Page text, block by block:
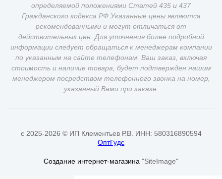
определяемой положениями Статей 435 и 437
Гражданского кодекса РФ Указанные цены являются
рекомендованными и могут отличаться от
действительных цен. Для уточнения более подробной
информации следует обращаться к менеджерам компании
по указанным на сайте телефонам. Ваш заказ, включая
стоимость и наличие товара, будет подтвержден нашим
менеджером посредством телефонного звонка на номер,
указанный Вами при заказе.
c 2025-2026 © ИП Клементьев Р.В. ИНН: 580316890594
ОптГудс
Создание интернет-магазина "SiteImage"